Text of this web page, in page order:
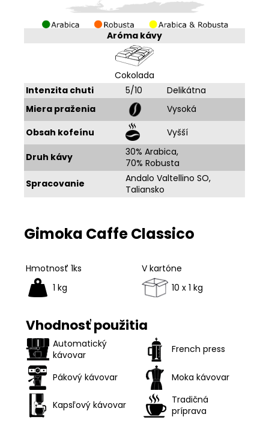
Aróma kávy
Cokolada
Intenzita chuti
5/10
Delikátna
Miera praženia
Vysoká
Obsah kofeínu
Vyšší
Druh kávy
30% Arabica,
70% Robusta
Spracovanie
Andalo Valtellino SO,
Taliansko
Gimoka Caffe Classico
Hmotnosť 1ks
V kartóne
1 kg
10 x 1 kg
Vhodnosť použitia
Automatický
kávovar
French press
Pákový kávovar Moka kávovar
Kapsľový kávovar
Tradičná
príprava